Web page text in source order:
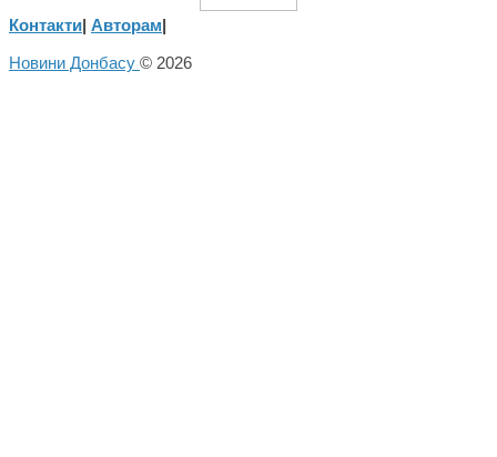
Контакти| Авторам|
Новини Донбасу © 2026